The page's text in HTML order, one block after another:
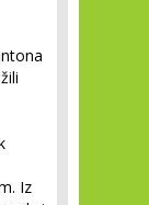
Iz